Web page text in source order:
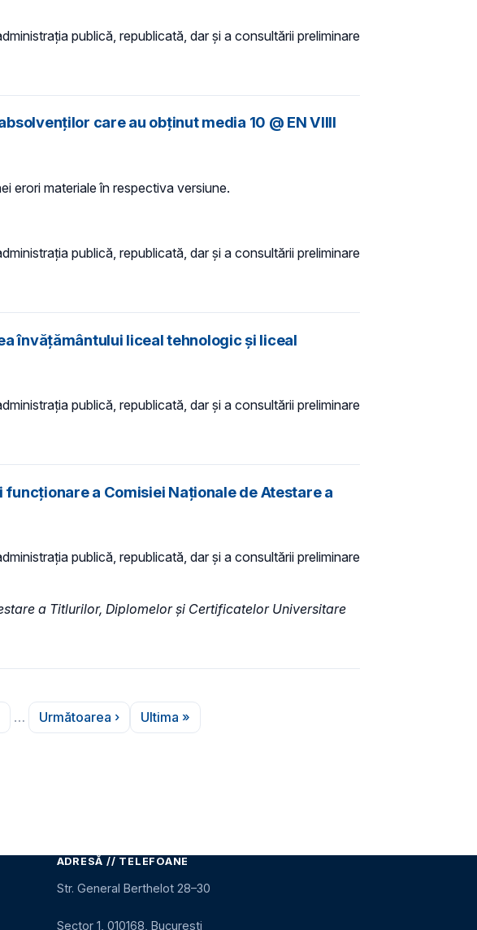
publică, republicată, dar și a consultării preliminare
care au obținut media 10 @ EN VIIII
erori materiale în respectiva versiune.
publică, republicată, dar și a consultării preliminare
învățământului liceal tehnologic și liceal
publică, republicată, dar și a consultării preliminare
a Comisiei Naţionale de Atestare a
publică, republicată, dar și a consultării preliminare
a Titlurilor, Diplomelor şi Certificatelor Universitare
…
Pagina următoare
Următoarea ›
Ultima pagină
Ultima »
ADRESĂ // TELEFOANE
Str. General Berthelot 28–30
Sector 1, 010168, București